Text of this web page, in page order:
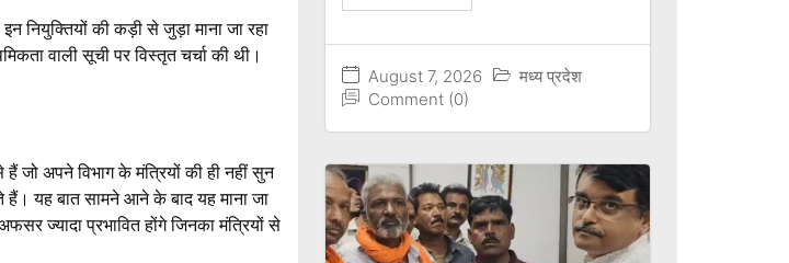
नियुक्तियों की कड़ी से जुड़ा माना जा रहा
वाली सूची पर विस्तृत चर्चा की थी।
जो अपने विभाग के मंत्रियों की ही नहीं सुन
हैं। यह बात सामने आने के बाद यह माना जा
ज्यादा प्रभावित होंगे जिनका मंत्रियों से
August 7, 2026
मध्य प्रदेश
Comment (0)